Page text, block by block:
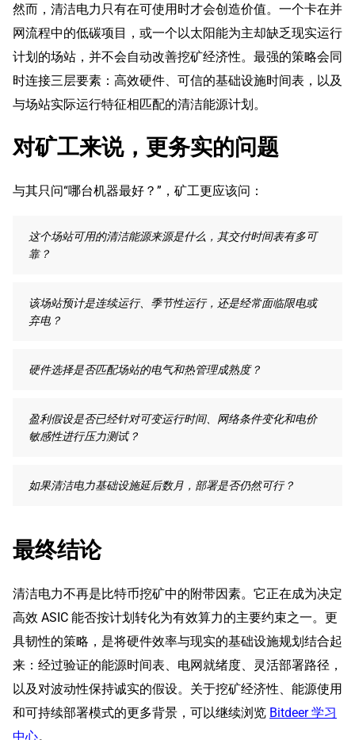
然而，清洁电力只有在可使用时才会创造价值。一个卡在并
网流程中的低碳项目，或一个以太阳能为主却缺乏现实运行
计划的场站，并不会自动改善挖矿经济性。最强的策略会同
时连接三层要素：高效硬件、可信的基础设施时间表，以及
与场站实际运行特征相匹配的清洁能源计划。
对矿工来说，更务实的问题
与其只问“哪台机器最好？”，矿工更应该问：
这个场站可用的清洁能源来源是什么，其交付时间表有多可
靠？
该场站预计是连续运行、季节性运行，还是经常面临限电或
弃电？
硬件选择是否匹配场站的电气和热管理成熟度？
盈利假设是否已经针对可变运行时间、网络条件变化和电价
敏感性进行压力测试？
如果清洁电力基础设施延后数月，部署是否仍然可行？
最终结论
清洁电力不再是比特币挖矿中的附带因素。它正在成为决定
高效 ASIC 能否按计划转化为有效算力的主要约束之一。更
具韧性的策略，是将硬件效率与现实的基础设施规划结合起
来：经过验证的能源时间表、电网就绪度、灵活部署路径，
以及对波动性保持诚实的假设。关于挖矿经济性、能源使用
和可持续部署模式的更多背景，可以继续浏览 Bitdeer 学习
中心。